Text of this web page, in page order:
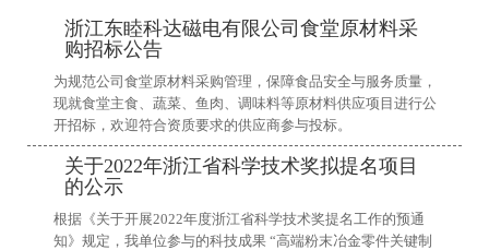
浙江东睦科达磁电有限公司食堂原材料采
购招标公告
为规范公司食堂原材料采购管理，保障食品安全与服务质量，
现就食堂主食、蔬菜、鱼肉、调味料等原材料供应项目进行公
开招标，欢迎符合资质要求的供应商参与投标。
关于2022年浙江省科学技术奖拟提名项目
的公示
根据《关于开展2022年度浙江省科学技术奖提名工作的预通
知》规定，我单位参与的科技成果 “高端粉末冶金零件关键制